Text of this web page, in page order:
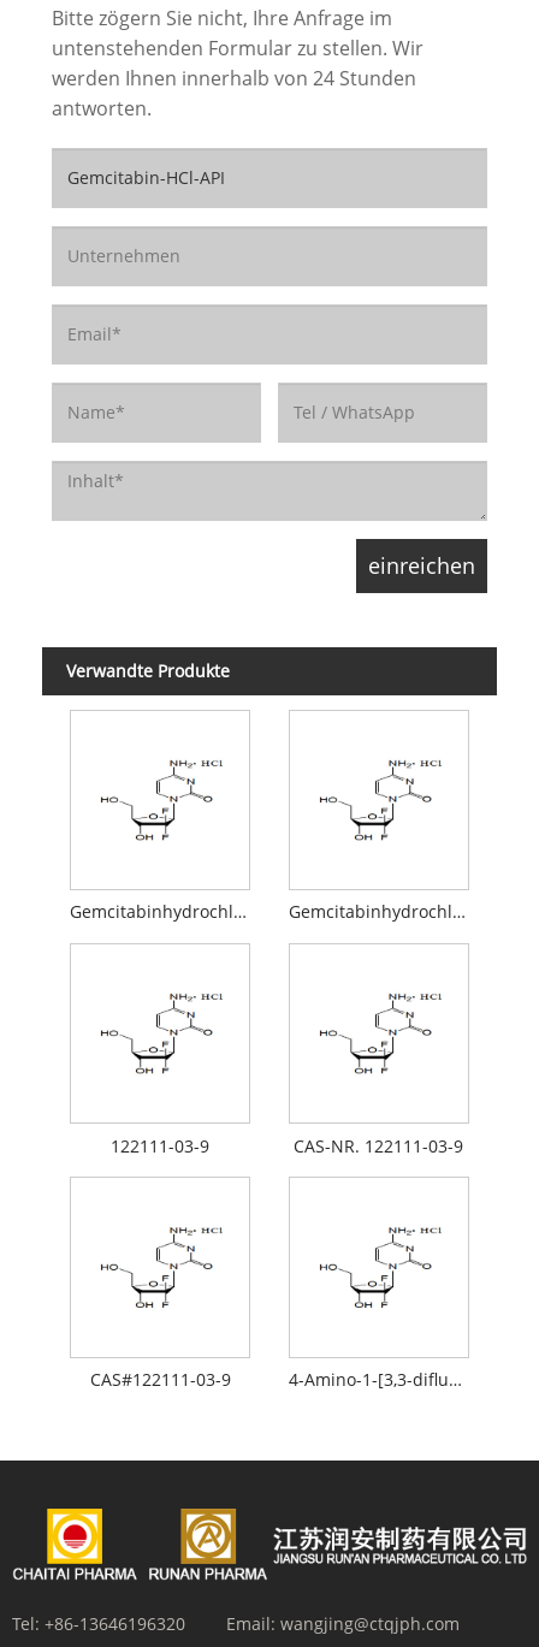
Bitte zögern Sie nicht, Ihre Anfrage im
untenstehenden Formular zu stellen. Wir
werden Ihnen innerhalb von 24 Stunden
antworten.
Verwandte Produkte
Gemcitabinhydrochlorid Gemcitabinhydrochlorid API
122111-03-9 CAS-NR. 122111-03-9
CAS#122111-03-9 4-Amino-1-[3,3-difluor-4-hydroxy-5-(hydroxymethyl)tetrahydrofuran-2-yl]-1h-pyrimidin-2-on Hydrochlorid
Tel: +86-13646196320 Email: wangjing@ctqjph.com